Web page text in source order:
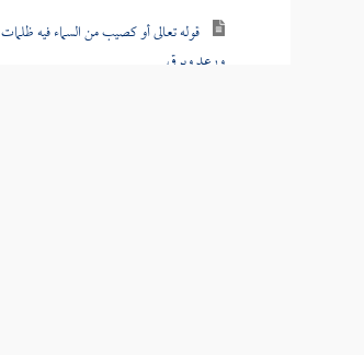
قوله تعالى أو كصيب من السماء فيه ظلمات
ورعد وبرق